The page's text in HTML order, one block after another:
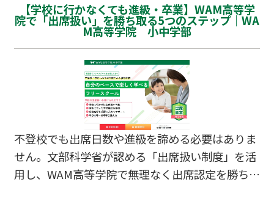
【学校に行かなくても進級・卒業】WAM高等学
院で「出席扱い」を勝ち取る5つのステップ｜WA
M高等学院 小中学部
不登校でも出席日数や進級を諦める必要はありま
せん。文部科学省が認める「出席扱い制度」を活
用し、WAM高等学院で無理なく出席認定を勝ち取